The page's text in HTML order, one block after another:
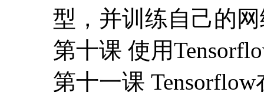
型，并训练自己的
第十课 使用
第十一课